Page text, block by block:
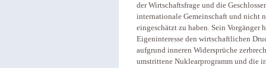
der Wirtschaftsfrage und die
internationale Gemeinschaft und nicht
eingeschätzt zu haben. Sein Vorgänger
Eigeninteresse den wirtschaftlichen
aufgrund inneren Widersprüche
umstrittene Nuklearprogramm und die